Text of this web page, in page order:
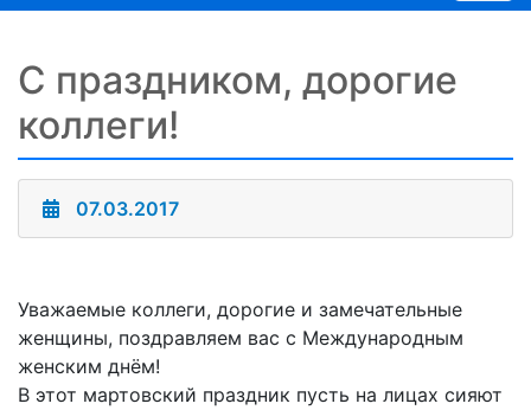
С праздником, дорогие
коллеги!
07.03.2017
Уважаемые коллеги, дорогие и замечательные
женщины, поздравляем вас с Международным
женским днём!
В этот мартовский праздник пусть на лицах сияют